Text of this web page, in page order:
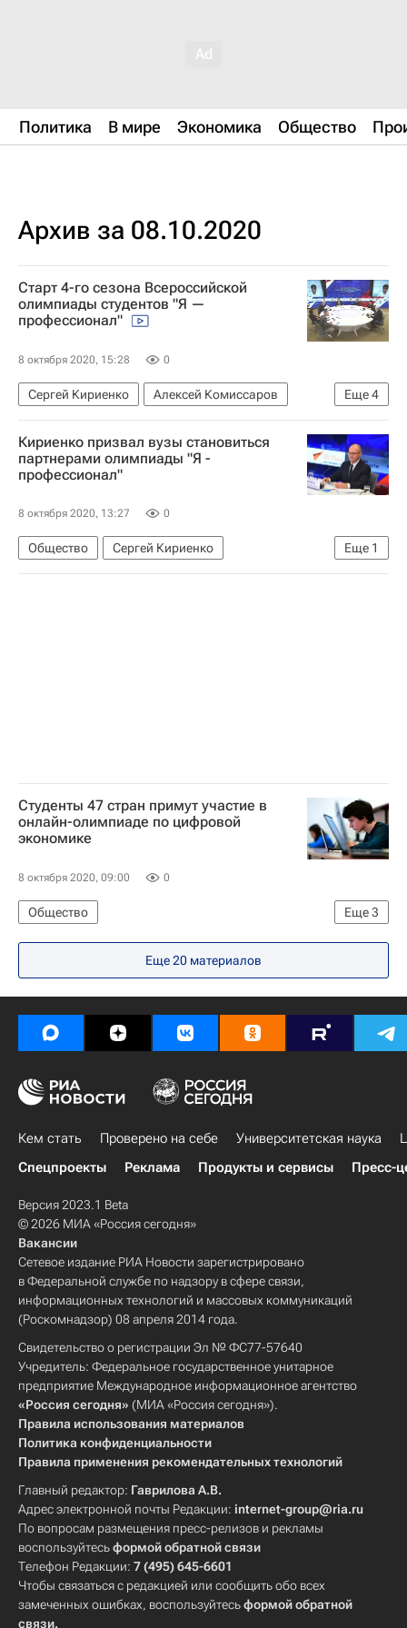
Политика В мире Экономика Общество
Архив за 08.10.2020
Старт 4-го сезона Всероссийской
олимпиады студентов "Я —
профессионал"
8 октября 2020, 15:28 0
Еще4
Сергей Кириенко
Алексей Комиссаров
Российский союз промышленников и предпринимателей
Ярослав Кузьминов
Навигатор абитуриента
Россия
Кириенко призвал вузы становиться
партнерами олимпиады "Я -
профессионал"
8 октября 2020, 13:27 0
Еще 1
Общество
Сергей Кириенко
Навигатор абитуриента
Студенты 47 стран примут участие в
онлайн-олимпиаде по цифровой
экономике
8 октября 2020, 09:00 0
Еще3
Общество
Федеральное агентство по делам Содружества Независимых Государств, соотечественников, проживающих за рубежом, и по международному гуманитарному сотрудничеству (Россотрудничество)
Навигатор абитуриента
Еще 20 материалов
Кем стать Проверено на себе Университетская наука
Спецпроекты
Реклама Продукты и сервисы Пресс-
Версия 2023.1 Beta
© 2026 МИА «Россия сегодня»
Вакансии
Сетевое издание РИА Новости зарегистрировано
в Федеральной службе по надзору в сфере связи,
информационных технологий и массовых коммуникаций
(Роскомнадзор) 08 апреля 2014 года.
Свидетельство о регистрации Эл № ФС77-57640
Учредитель: Федеральное государственное унитарное
предприятие Международное информационное агентство
«Россия сегодня» (МИА «Россия сегодня»).
Правила использования материалов
Политика конфиденциальности
Правила применения рекомендательных технологий
Главный редактор: Гаврилова А.В.
Адрес электронной почты Редакции: internet-group@ria.ru
По вопросам размещения пресс-релизов и рекламы
воспользуйтесьформой обратной связи
Телефон Редакции: 7 (495) 645-6601
Чтобы связаться с редакцией или сообщить обо всех
замеченных ошибках, воспользуйтесьформой обратной
связи.